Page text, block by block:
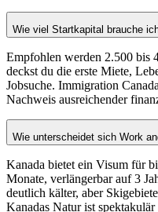
Wie viel Startkapital brauche
Empfohlen werden 2.500 bis
deckst du die erste Miete,
Jobsuche. Immigration
Nachweis ausreichender
Wie unterscheidet sich Work
Kanada bietet ein Visum für
Monate, verlängerbar auf 3
deutlich kälter, aber
Kanadas Natur ist